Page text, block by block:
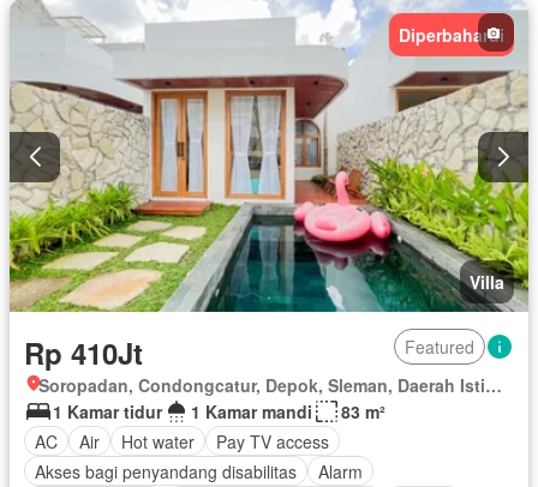
Diperbaharui
Villa
Rp 410Jt
Featured
Soropadan, Condongcatur, Depok, Sleman, Daerah Istimewa Yogyakarta
1 Kamar tidur
1 Kamar mandi
83 m²
AC
Air Hot water
Pay TV access
Akses bagi penyandang disabilitas
Alarm